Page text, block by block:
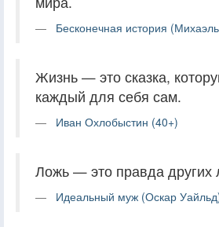
Бесконечная история
Жизнь — это сказка,
каждый для себя сам.
Иван Охлобыстин (40+)
Ложь — это правда других
Идеальный муж (Оскар